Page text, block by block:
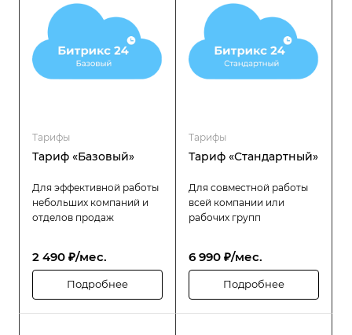
Тарифы
Тариф «Базовый»
Для эффективной работы
небольших компаний и
отделов продаж
2 490 ₽/мес.
Подробнее
Тарифы
Тариф «Стандартный»
Для совместной работы
всей компании или
рабочих групп
6 990 ₽/мес.
Подробнее